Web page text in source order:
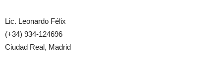
Lic. Leonardo Félix
(+34) 934-124696
Ciudad Real, Madrid